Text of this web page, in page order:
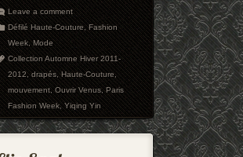
Leave a comment
Défilé Haute-Couture,Fashion
Week,Mode
Collection Automne Hiver 2011-
2012,drapés,Haute-Couture,
mouvement,Ouvrir Venus,Paris
Fashion Week,Yiqing Yin